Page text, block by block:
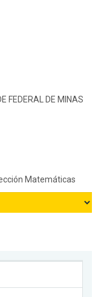
FEDERAL DE MINAS
Matemáticas